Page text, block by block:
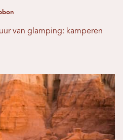
van glamping: kamperen